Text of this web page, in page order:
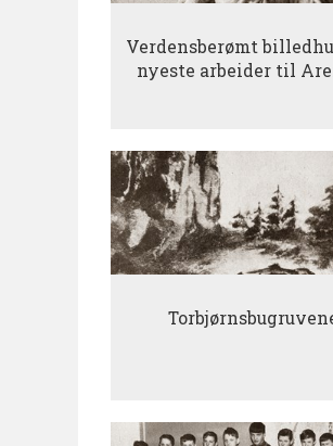
Verdensberømt
nyeste arbeider til